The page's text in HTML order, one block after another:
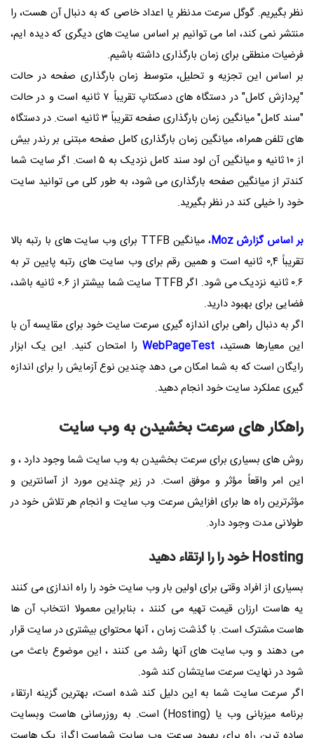
نظر بگیریم. گوگل سرعت مدنظر یا اعداد خاصی که به دنبال آن هست، را
منتشر نمی کند، اما می توانیم بر اساس سایت های دیگری که دیده ایم،
فرضیات منطقی برای زمان بارگذاری داشته باشیم.
بر اساس این تجزیه و تحلیل، متوسط ​​زمان بارگذاری صفحه در حالت
"پردازش کامل" در دستگاه های دسکتاپ تقریباً ۷ ثانیه است و در حالت
"سند کامل" میانگین زمان بارگذاری صفحه تقریباً ۳ ثانیه است. در دستگاه
های تلفن همراه، میانگین زمان بارگذاری کامل صفحه مبتنی بر رندر بیش
از ۱۰ ثانیه و میانگین آن لود سند کامل نزدیک به ۵ است. اگر سایت شما
کندتر از میانگین صفحه بارگذاری می شود، به طور کلی می توانید سایت
خود را خیلی کند در نظر بگیرید.
بر اساس گزارش Moz
، میانگین TTFB برای وب سایت های با رتبه بالا
تقریباً ۰,۴ ثانیه است و همین رقم برای وب سایت های رتبه پایین تر به
۰.۶ ثانیه نزدیک می شود. اگر TTFB سایت شما بیشتر از ۰.۶ ثانیه باشد،
فضایی برای بهبود دارید.
اگر به دنبال راهی برای اندازه گیری سرعت سایت خود برای مقایسه آن با
این معیارها هستید، WebPageTestرا امتحان کنید. این یک ابزار
رایگان است که به شما امکان می دهد چندین نوع آزمایش را برای اندازه
گیری عملکرد سایت خود انجام دهید.
راهکار های سرعت بخشیدن به وب سایت
روش های بسیاری برای سرعت بخشیدن به وب سایت شما وجود دارد ، و
این امر واقعاً مؤثر و موفق است. در زیر چندین مورد از آسانترین و
مؤثرترین راه ها برای افزایش سرعت وب سایت و انجام هر تلاش خود در
طولانی مدت وجود دارد.
Hostingخود را را ارتقاء دهید
بسیاری از افراد وقتی برای اولین بار وب سایت خود را راه اندازی می کنند
یه هاست ارزان قیمت تهیه می کنند ، بنابراین معمولا انتخاب آن ها
هاست مشترک است. با گذشت زمان ، آنها محتوای بیشتری در سایت قرار
می دهند و وب سایت های آنها رشد می کنند ، این موضوع باعث می
شود در نهایت سرعت سایتشان کند شود.
اگر سرعت سایت شما به این دلیل کند شده است، بهترین گزینه ارتقاء
برنامه میزبانی وب یا (Hosting) است. به روزرسانی هاست وبسایت